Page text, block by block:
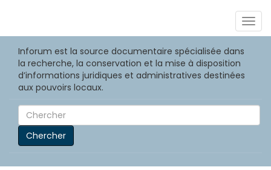
Inforum est la source documentaire spécialisée dans
la recherche, la conservation et la mise à disposition
d’informations juridiques et administratives destinées
aux pouvoirs locaux.
Chercher